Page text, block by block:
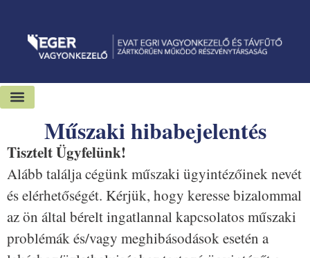
Műszaki hibabejelentés
Tisztelt Ügyfelünk!
Alább találja cégünk műszaki ügyintézőinek nevét
és elérhetőségét. Kérjük, hogy keresse bizalommal
az ön által bérelt ingatlannal kapcsolatos műszaki
problémák és/vagy meghibásodások esetén a